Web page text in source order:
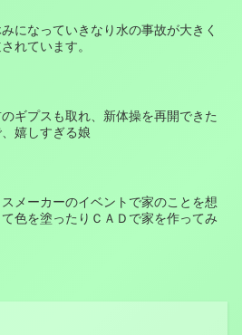
になっていきなり水の事故が大きく
れています。
のギプスも取れ、新体操を再開できた
嬉しすぎる娘
メーカーのイベントで家のことを想
色を塗ったりＣＡＤで家を作ってみ